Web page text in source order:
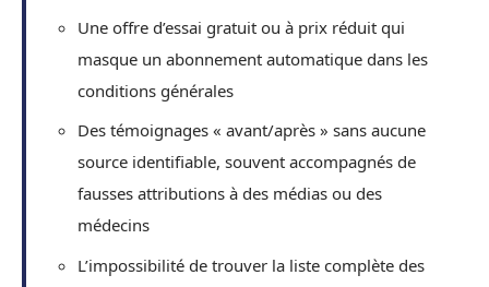
Une offre d’essai gratuit ou à prix réduit qui
masque un abonnement automatique dans les
conditions générales
Des témoignages « avant/après » sans aucune
source identifiable, souvent accompagnés de
fausses attributions à des médias ou des
médecins
L’impossibilité de trouver la liste complète des